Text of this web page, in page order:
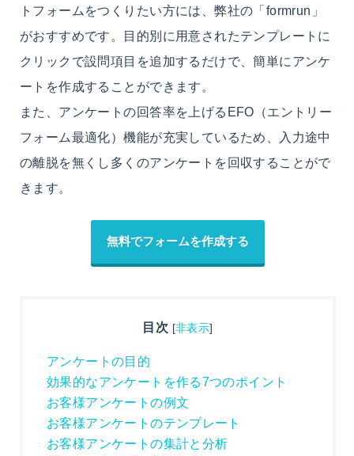
トフォームをつくりたい方には、弊社の「formrun」
がおすすめです。目的別に用意されたテンプレートに
クリックで設問項目を追加するだけで、簡単にアンケ
ートを作成することができます。
また、アンケートの回答率を上げるEFO（エントリー
フォーム最適化）機能が充実しているため、入力途中
の離脱を無くし多くのアンケートを回収することがで
きます。
無料でフォームを作成する
目次 [非表示]
アンケートの目的
効果的なアンケートを作る7つのポイント
お客様アンケートの例文
お客様アンケートのテンプレート
お客様アンケートの集計と分析